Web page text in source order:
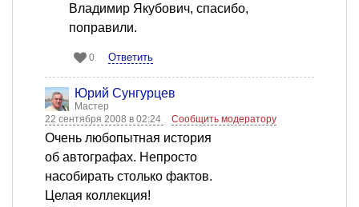
Владимир Якубович, спасибо,
поправили.
0 Ответить
Юрий Сунгурцев
Мастер
22 сентября 2008 в 02:24
Сообщить модератору
Очень любопытная история
об автографах. Непросто
насобирать столько фактов.
Целая коллекция!